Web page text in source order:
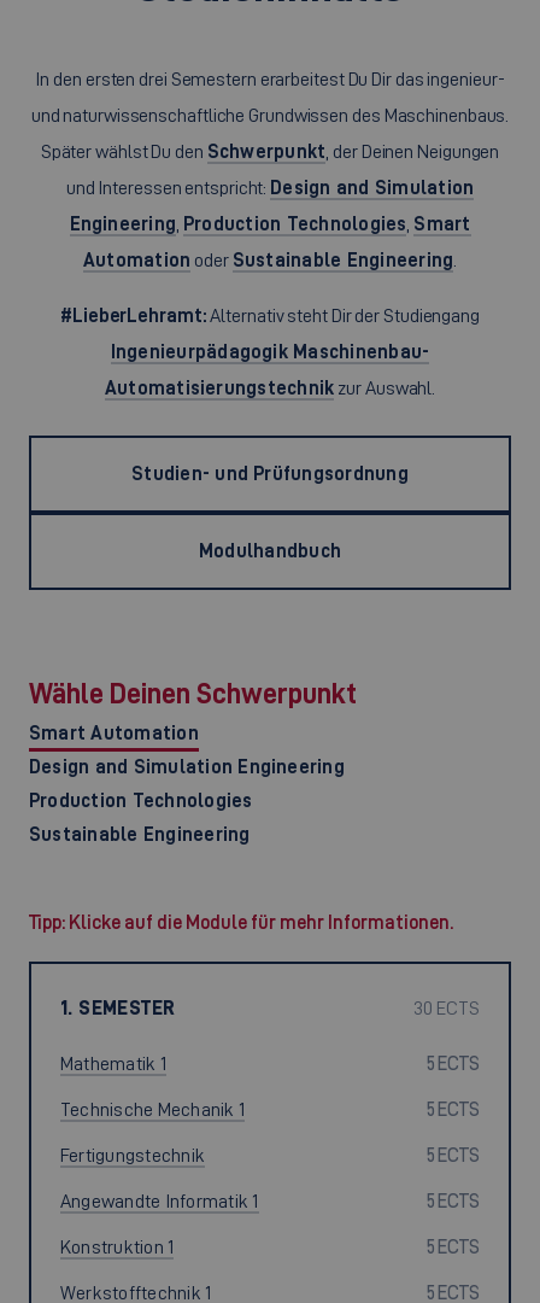
In den ersten drei Semestern erarbeitest Du Dir das ingenieur-
und naturwissenschaftliche Grundwissen des Maschinenbaus.
Später wählst Du den Schwerpunkt , der Deinen Neigungen
und Interessen entspricht: Design and Simulation
Engineering Production Technologies Smart
Automation oder Sustainable Engineering
#LieberLehramt:Alternativ steht Dir der Studiengang
Ingenieurpädagogik Maschinenbau-
Automatisierungstechnik zur Auswahl.
Studien- und Prüfungsordnung
Modulhandbuch
Wähle Deinen Schwerpunkt
Smart Automation
Design and Simulation Engineering
Production Technologies
Sustainable Engineering
Tipp: Klicke auf die Module für mehr Informationen.
1. SEMESTER 30 ECTS
Mathematik 1 5 ECTS
Technische Mechanik 1 5 ECTS
Fertigungstechnik 5 ECTS
Angewandte Informatik 1 5 ECTS
Konstruktion 1 5 ECTS
Werkstofftechnik 1 5 ECTS